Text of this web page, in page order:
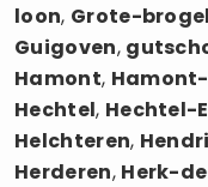
loon, Grote-brogel
Guigoven,
Hamont,
Hechtel, Hechtel-
Helchteren,
Herderen, Herk-